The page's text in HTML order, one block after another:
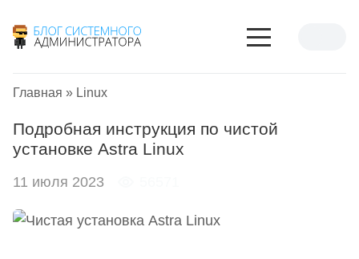
Главная » Linux
Подробная инструкция по чистой
установке Astra Linux
11 июля 2023